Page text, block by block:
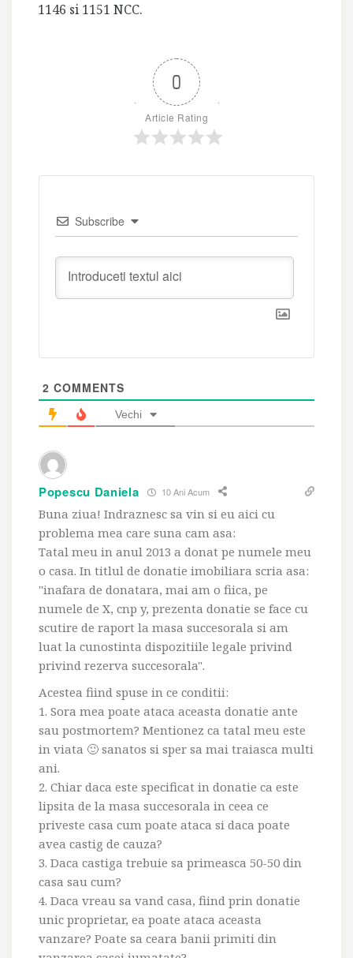
1146 si 1151 NCC.
0
Article Rating
Subscribe
2 COMMENTS
Vechi
Popescu Daniela 10 Ani Acum
Buna ziua! Indraznesc sa vin si eu aici cu
problema mea care suna cam asa:
Tatal meu in anul 2013 a donat pe numele meu
o casa. In titlul de donatie imobiliara scria asa:
"inafara de donatara, mai am o fiica, pe
numele de X, cnp y, prezenta donatie se face cu
scutire de raport la masa succesorala si am
luat la cunostinta dispozitiile legale privind
privind rezerva succesorala".
Acestea fiind spuse in ce conditii:
1. Sora mea poate ataca aceasta donatie ante
sau postmortem? Mentionez ca tatal meu este
in viata 🙂 sanatos si sper sa mai traiasca multi
ani.
2. Chiar daca este specificat in donatie ca este
lipsita de la masa succesorala in ceea ce
priveste casa cum poate ataca si daca poate
avea castig de cauza?
3. Daca castiga trebuie sa primeasca 50-50 din
casa sau cum?
4. Daca vreau sa vand casa, fiind prin donatie
unic proprietar, ea poate ataca aceasta
vanzare? Poate sa ceara banii primiti din